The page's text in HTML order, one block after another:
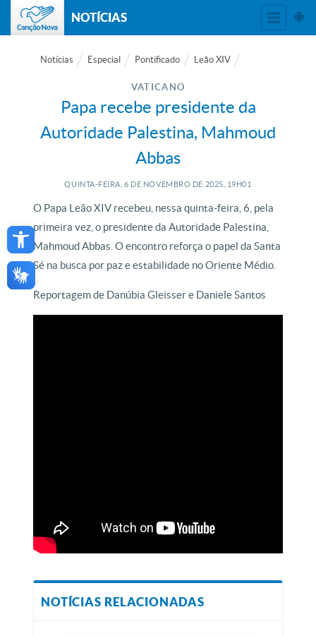
Open toolbar
NOTÍCIAS
Notícias Especial Pontificado Leão XIV
VATICANO
Papa recebe presidente da
Autoridade Palestina, Mahmoud
Abbas
QUINTA-FEIRA, 6 DE NOVEMBRO DE 2025, 19H01
O Papa Leão XIV recebeu, nessa quinta-feira, 6, pela
primeira vez, o presidente da Autoridade Palestina,
Mahmoud Abbas. O encontro reforça o papel da Santa
Sé na busca por paz e estabilidade no Oriente Médio.
Reportagem de Danúbia Gleisser e Daniele Santos
NOTÍCIAS RELACIONADAS